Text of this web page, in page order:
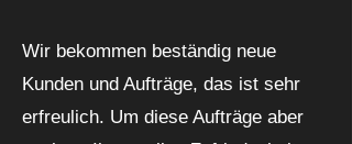
Wir bekommen beständig neue
Kunden und Aufträge, das ist sehr
erfreulich. Um diese Aufträge aber